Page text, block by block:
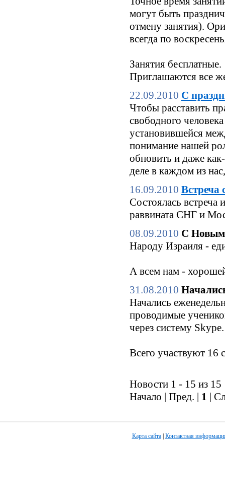
могут быть
отмену занятия).
всегда по
Занятия бесплатные.
Приглашаются все
22.09.2010 С
Чтобы расставить
свободного
установившейся
понимание нашей
обновить и даже
деле в каждом из
16.09.2010 Встреча
Состоялась
раввината СНГ и
08.09.2010 С Новым
Народу Израиля -
А всем нам -
31.08.2010
Начались
проводимые
через систему Skype.
Всего участвуют 16
Новости 1 - 15 из 15
Начало | Пред. | 1 |
Карта сайта| Контактная